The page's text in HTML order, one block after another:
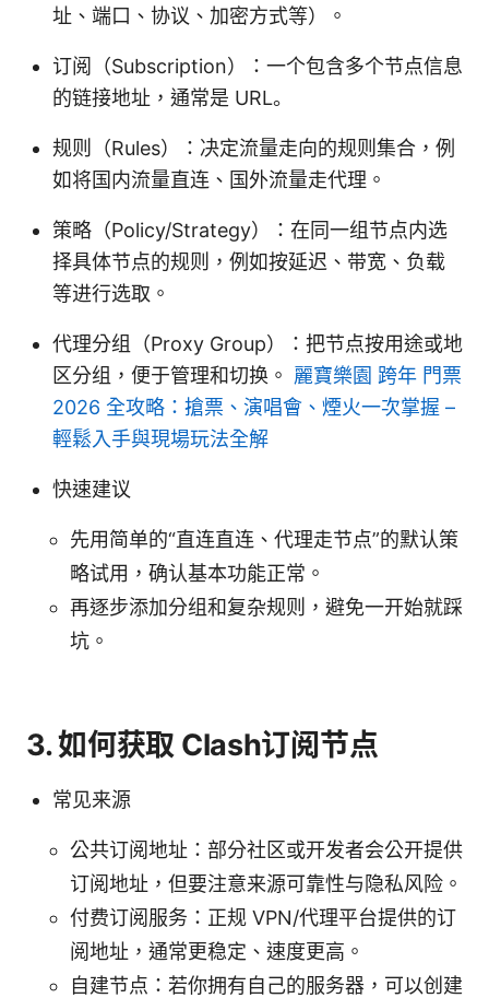
址、端口、协议、加密方式等）。
订阅（Subscription）：一个包含多个节点信息
的链接地址，通常是 URL。
规则（Rules）：决定流量走向的规则集合，例
如将国内流量直连、国外流量走代理。
策略（Policy/Strategy）：在同一组节点内选
择具体节点的规则，例如按延迟、带宽、负载
等进行选取。
代理分组（Proxy Group）：把节点按用途或地
区分组，便于管理和切换。 麗寶樂園 跨年 門票
2026 全攻略：搶票、演唱會、煙火一次掌握 –
輕鬆入手與現場玩法全解
快速建议
先用简单的“直连直连、代理走节点”的默认策
略试用，确认基本功能正常。
再逐步添加分组和复杂规则，避免一开始就踩
坑。
3. 如何获取 Clash订阅节点
常见来源
公共订阅地址：部分社区或开发者会公开提供
订阅地址，但要注意来源可靠性与隐私风险。
付费订阅服务：正规 VPN/代理平台提供的订
阅地址，通常更稳定、速度更高。
自建节点：若你拥有自己的服务器，可以创建